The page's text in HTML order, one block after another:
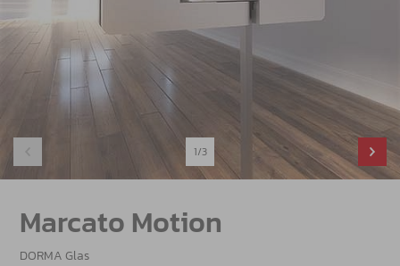
1/3
Marcato Motion
DORMA Glas